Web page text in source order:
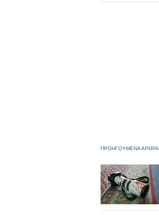
ΠΡΟΗΓΟΥΜΕΝΑ ΑΡΘΡΑ